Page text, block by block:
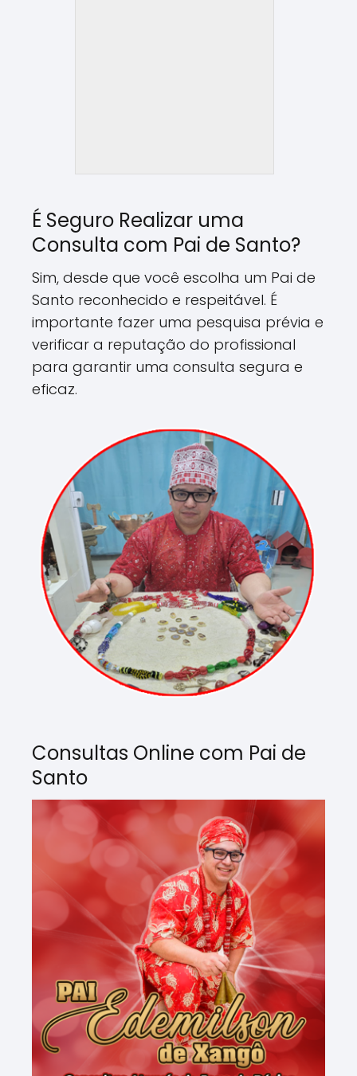
É Seguro Realizar uma
Consulta com Pai de Santo?
Sim, desde que você escolha um Pai de
Santo reconhecido e respeitável. É
importante fazer uma pesquisa prévia e
verificar a reputação do profissional
para garantir uma consulta segura e
eficaz.
Consultas Online com Pai de
Santo